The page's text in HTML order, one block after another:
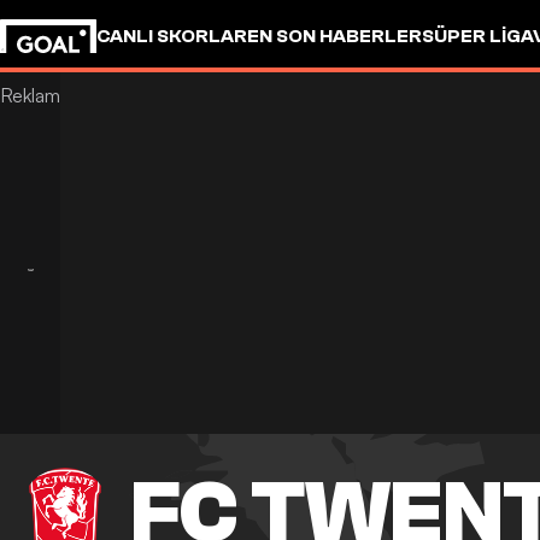
CANLI SKORLAREN SON HABERLERSÜPER LIG
FC